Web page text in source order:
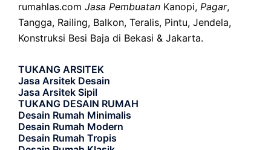
rumahlas.com Jasa Pembuatan Kanopi, Pagar,
Tangga, Railing, Balkon, Teralis, Pintu, Jendela,
Konstruksi Besi Baja di Bekasi & Jakarta.
TUKANG ARSITEK
Jasa Arsitek Desain
Jasa Arsitek Sipil
TUKANG DESAIN RUMAH
Desain Rumah Minimalis
Desain Rumah Modern
Desain Rumah Tropis